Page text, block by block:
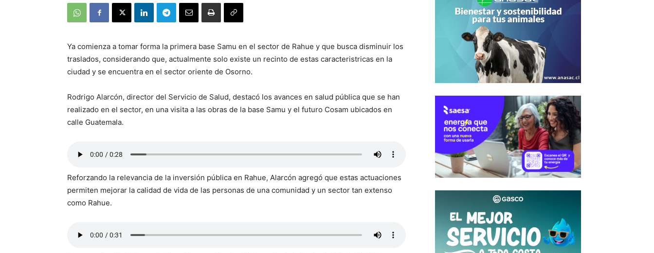
Ya comienza a tomar forma la primera base Samu en el sector de Rahue y que busca disminuir los
traslados, considerando que, actualmente solo existe un recinto de estas caracteristricas en la
ciudad y se encuentra en el sector oriente de Osorno.
Rodrigo Alarcón, director del Servicio de Salud, destacó los avances en salud pública que se han
realizado en el sector, en una visita a las obras de la base Samu y el futuro Cosam ubicados en
calle Guatemala.
Reforzando la relevancia de la inversión pública en Rahue, Alarcón agregó que estas actuaciones
permiten mejorar la calidad de vida de las personas de una comunidad y un sector tan extenso
como Rahue.